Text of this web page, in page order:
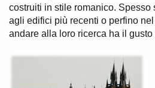
costruiti in stile romanico. Spesso
agli edifici più recenti o perfino
andare alla loro ricerca ha il gusto